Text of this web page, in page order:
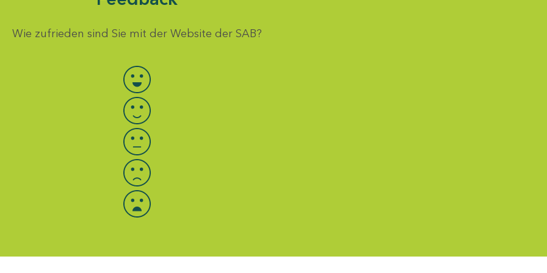
Wie zufrieden sind Sie mit der Website der SAB?
Bewertung auswählen